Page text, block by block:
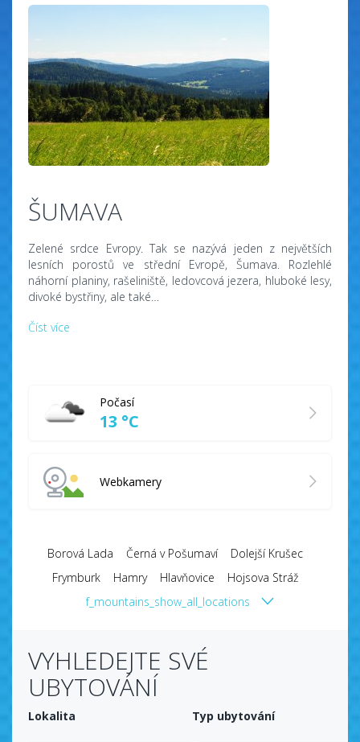
ŠUMAVA
Zelené srdce Evropy. Tak se nazývá jeden z největších
lesních porostů ve střední Evropě, Šumava. Rozlehlé
náhorní planiny, rašeliniště, ledovcová jezera, hluboké lesy,
divoké bystřiny, ale také…
Číst více
Počasí
13 °C
Webkamery
Borová Lada Černá v Pošumaví
Dolejší Krušec
Frymburk
Hamry Hlavňovice
Hojsova Stráž
Horní Planá
Horní Vltavice Horská Kvilda
Lipno nad Vltavou
Modrava Nová Pec
Nýrsko
Prášily Přední Výtoň Řetenice
Stožec
Sušice
Železná Ruda
f_mountains_show_all_locations
VYHLEDEJTE SVÉ
UBYTOVÁNÍ
Lokalita Typ ubytování